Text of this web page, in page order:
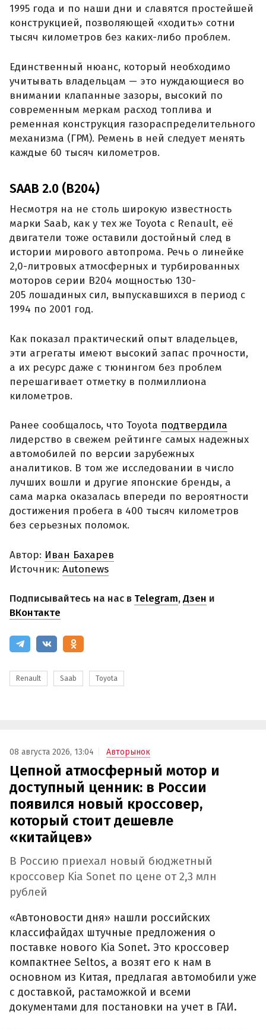
1995 года и по наши дни и славятся простейшей
конструкцией, позволяющей «ходить» сотни
тысяч километров без каких-либо проблем.
Единственный нюанс, который необходимо
учитывать владельцам — это нуждающиеся во
внимании клапанные зазоры, высокий по
современным меркам расход топлива и
ременная конструкция газораспределительного
механизма (ГРМ). Ремень в ней следует менять
каждые 60 тысяч километров.
SAAB 2.0 (B204)
Несмотря на не столь широкую известность
марки Saab, как у тех же Toyota с Renault, её
двигатели тоже оставили достойный след в
истории мирового автопрома. Речь о линейке
2,0-литровых атмосферных и турбированных
моторов серии B204 мощностью 130-
205 лошадиных сил, выпускавшихся в период с
1994 по 2001 год.
Как показал практический опыт владельцев,
эти агрегаты имеют высокий запас прочности,
а их ресурс даже с тюнингом без проблем
перешагивает отметку в полмиллиона
километров.
Ранее сообщалось, что Toyota подтвердила
лидерство в свежем рейтинге самых надежных
автомобилей по версии зарубежных
аналитиков. В том же исследовании в число
лучших вошли и другие японские бренды, а
сама марка оказалась впереди по вероятности
достижения пробега в 400 тысяч километров
без серьезных поломок.
Автор: Иван Бахарев
Источник: Autonews
Подписывайтесь на нас в Telegram,Дзен и
ВКонтакте
Renault Saab Toyota
08 августа 2026, 13:04 Авторынок
Цепной атмосферный мотор и
доступный ценник: в России
появился новый кроссовер,
который стоит дешевле
«китайцев»
В Россию приехал новый бюджетный
кроссовер Kia Sonet по цене от 2,3 млн
рублей
«Автоновости дня» нашли российских
классифайдах штучные предложения о
поставке нового Kia Sonet. Это кроссовер
компактнее Seltos, а возят его к нам в
основном из Китая, предлагая автомобили уже
с доставкой, растаможкой и всеми
документами для постановки на учет в ГАИ.